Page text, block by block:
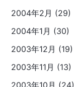
2004年2月 (29)
2004年1月 (30)
2003年12月 (19)
2003年11月 (13)
2003年10月 (24)